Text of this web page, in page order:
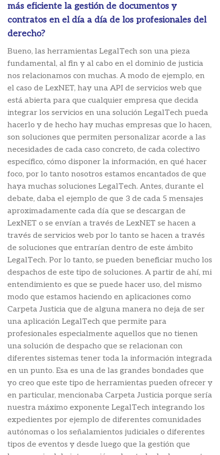
más eficiente la gestión de documentos y
contratos en el día a día de los profesionales del
derecho?
Bueno, las herramientas LegalTech son una pieza
fundamental, al fin y al cabo en el dominio de justicia
nos relacionamos con muchas. A modo de ejemplo, en
el caso de LexNET, hay una API de servicios web que
está abierta para que cualquier empresa que decida
integrar los servicios en una solución LegalTech pueda
hacerlo y de hecho hay muchas empresas que lo hacen,
son soluciones que permiten personalizar acorde a las
necesidades de cada caso concreto, de cada colectivo
específico, cómo disponer la información, en qué hacer
foco, por lo tanto nosotros estamos encantados de que
haya muchas soluciones LegalTech. Antes, durante el
debate, daba el ejemplo de que 3 de cada 5 mensajes
aproximadamente cada día que se descargan de
LexNET o se envían a través de LexNET se hacen a
través de servicios web por lo tanto se hacen a través
de soluciones que entrarían dentro de este ámbito
LegalTech. Por lo tanto, se pueden beneficiar mucho los
despachos de este tipo de soluciones. A partir de ahí, mi
entendimiento es que se puede hacer uso, del mismo
modo que estamos haciendo en aplicaciones como
Carpeta Justicia que de alguna manera no deja de ser
una aplicación LegalTech que permite para
profesionales especialmente aquellos que no tienen
una solución de despacho que se relacionan con
diferentes sistemas tener toda la información integrada
en un punto. Esa es una de las grandes bondades que
yo creo que este tipo de herramientas pueden ofrecer y
en particular, mencionaba Carpeta Justicia porque sería
nuestra máximo exponente LegalTech integrando los
expedientes por ejemplo de diferentes comunidades
autónomas o los señalamientos judiciales o diferentes
tipos de eventos y desde luego que la gestión que